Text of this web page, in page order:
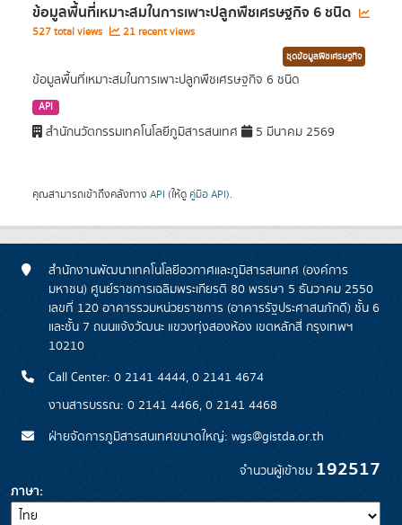
ข้อมูลพื้นที่เหมาะสมในการเพาะปลูกพืชเศรษฐกิจ 6 ชนิด
527 total views 21 recent views
ชุดข้อมูลพืชเศรษฐกิจ
ข้อมูลพื้นที่เหมาะสมในการเพาะปลูกพืชเศรษฐกิจ 6 ชนิด
API
สำนักนวัตกรรมเทคโนโลยีภูมิสารสนเทศ 5 มีนาคม 2569
คุณสามารถเข้าถึงคลังทาง API (ให้ดู คู่มือ API).
สำนักงานพัฒนาเทคโนโลยีอวกาศและภูมิสารสนเทศ (องค์การ
มหาชน) ศูนย์ราชการเฉลิมพระเกียรติ 80 พรรษา 5 ธันวาคม 2550
เลขที่ 120 อาคารรวมหน่วยราชการ (อาคารรัฐประศาสนภักดี) ชั้น 6
และชั้น 7 ถนนแจ้งวัฒนะ แขวงทุ่งสองห้อง เขตหลักสี่ กรุงเทพฯ
10210
Call Center: 0 2141 4444, 0 2141 4674
งานสารบรรณ: 0 2141 4466, 0 2141 4468
ฝ่ายจัดการภูมิสารสนเทศขนาดใหญ่: wgs@gistda.or.th
จำนวนผู้เข้าชม 192517
ภาษา